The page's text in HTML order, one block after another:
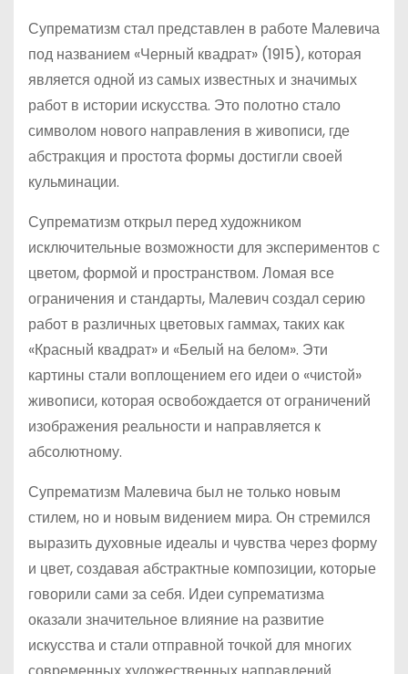
Супрематизм стал представлен в работе Малевича
под названием «Черный квадрат» (1915), которая
является одной из самых известных и значимых
работ в истории искусства. Это полотно стало
символом нового направления в живописи, где
абстракция и простота формы достигли своей
кульминации.
Супрематизм открыл перед художником
исключительные возможности для экспериментов с
цветом, формой и пространством. Ломая все
ограничения и стандарты, Малевич создал серию
работ в различных цветовых гаммах, таких как
«Красный квадрат» и «Белый на белом». Эти
картины стали воплощением его идеи о «чистой»
живописи, которая освобождается от ограничений
изображения реальности и направляется к
абсолютному.
Супрематизм Малевича был не только новым
стилем, но и новым видением мира. Он стремился
выразить духовные идеалы и чувства через форму
и цвет, создавая абстрактные композиции, которые
говорили сами за себя. Идеи супрематизма
оказали значительное влияние на развитие
искусства и стали отправной точкой для многих